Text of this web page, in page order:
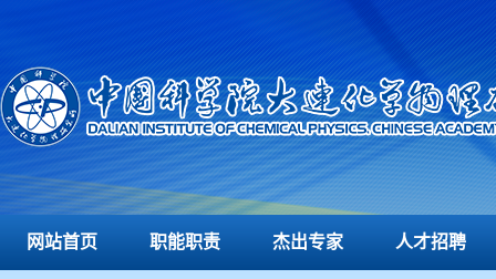
网站首页 职能职责 杰出专家 人才招聘